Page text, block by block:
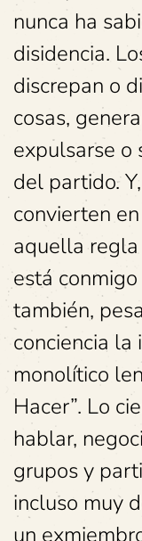
nunca ha
disidencia.
discrepan o
cosas,
expulsarse o
del partido.
convierten
aquella
está
también,
conciencia
monolítico
Hacer”. Lo
hablar,
grupos y
incluso muy
un